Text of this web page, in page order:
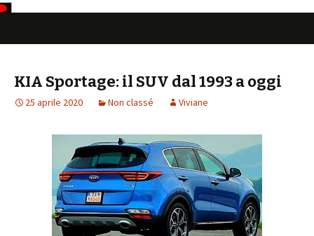
KIA Sportage: il SUV dal 1993 a oggi
25 aprile 2020 Non classé Viviane